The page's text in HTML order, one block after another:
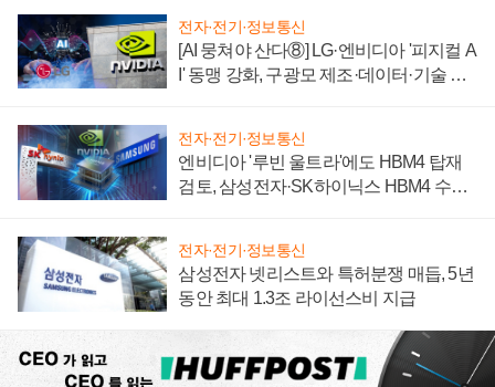
전자·전기·정보통신
[AI 뭉쳐야 산다⑧] LG·엔비디아 '피지컬 A
I' 동맹 강화, 구광모 제조·데이터·기술 결
전자·전기·정보통신
엔비디아 '루빈 울트라'에도 HBM4 탑재
검토, 삼성전자·SK하이닉스 HBM4 수율
전자·전기·정보통신
삼성전자 넷리스트와 특허분쟁 매듭, 5년
동안 최대 1.3조 라이선스비 지급